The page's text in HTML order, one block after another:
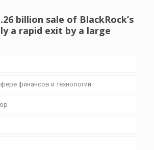
billion sale of BlackRock’s
a rapid exit by a large
финансов и технологий